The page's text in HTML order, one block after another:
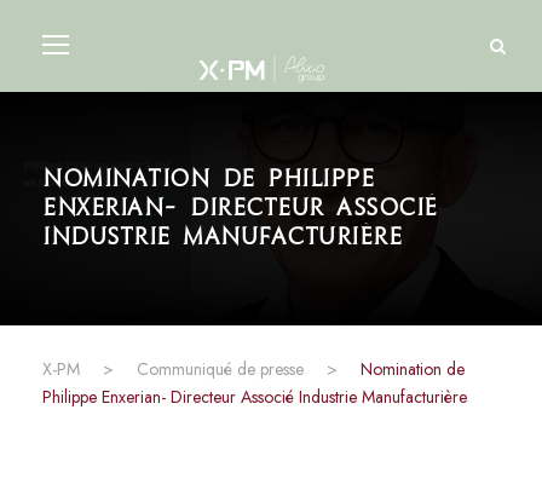
Nomination de Philippe
Enxerian- Directeur Associé
Industrie Manufacturière
X-PM > Communiqué de presse >
Nomination de
Philippe Enxerian- Directeur Associé Industrie Manufacturière